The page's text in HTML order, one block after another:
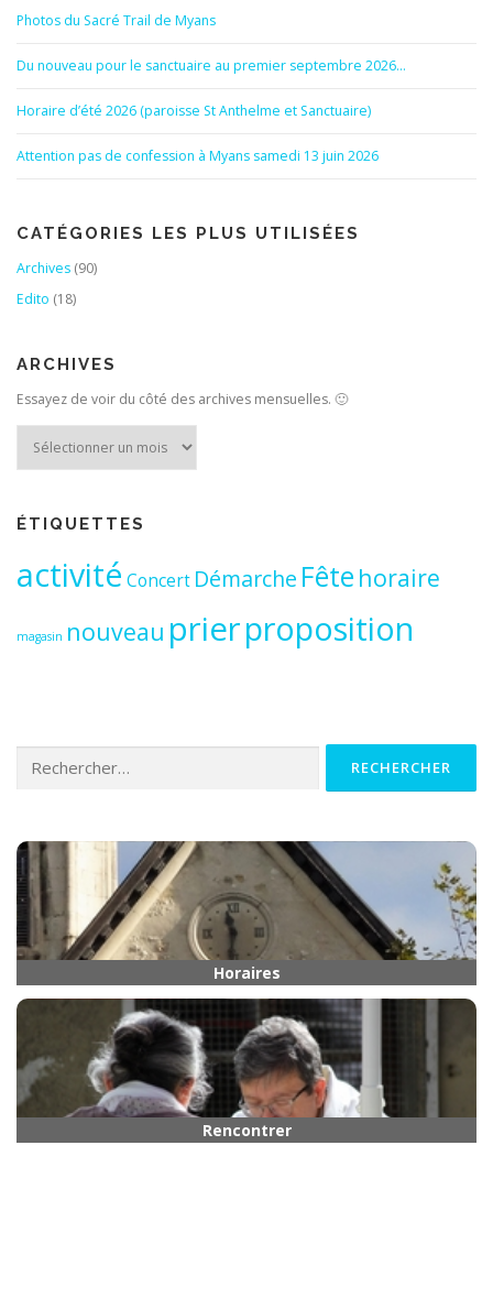
Photos du Sacré Trail de Myans
Du nouveau pour le sanctuaire au premier septembre 2026…
Horaire d’été 2026 (paroisse St Anthelme et Sanctuaire)
Attention pas de confession à Myans samedi 13 juin 2026
CATÉGORIES LES PLUS UTILISÉES
Archives (90)
Edito (18)
ARCHIVES
Essayez de voir du côté des archives mensuelles. 🙂
ÉTIQUETTES
activité Concert Démarche Fête horaire
magasin nouveau prierproposition
Horaires